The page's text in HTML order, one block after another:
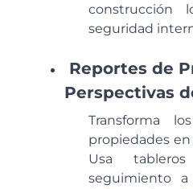
construcción
seguridad
Reportes de
Perspectivas
Transforma
propiedades
Usa
seguimiento